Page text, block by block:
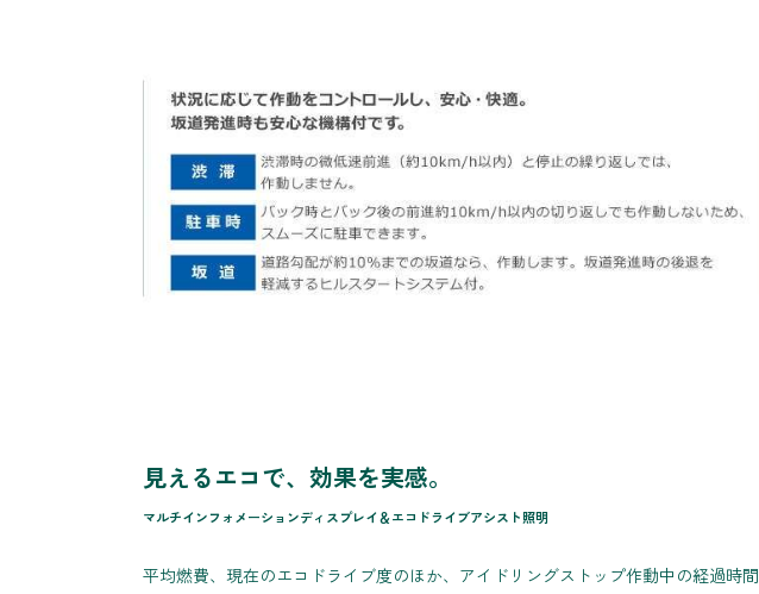
見えるエコで、効果を実感。
マルチインフォメーションディスプレイ＆エコドライブアシスト照明
平均燃費、現在のエコドライブ度のほか、アイドリングストップ作動中の経過時間